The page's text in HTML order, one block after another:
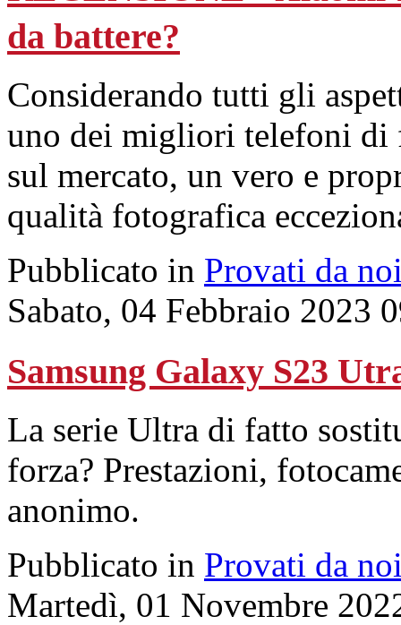
da battere?
Considerando tutti gli
uno dei migliori telefoni di
sul mercato, un vero e
qualità fotografica
Pubblicato in Provati da
Sabato, 04 Febbraio 2023
Samsung Galaxy S23
La serie Ultra di fatto
forza? Prestazioni,
anonimo.
Pubblicato in Provati da
Martedì, 01 Novembre